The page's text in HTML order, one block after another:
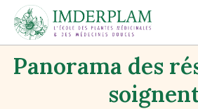
Panorama des